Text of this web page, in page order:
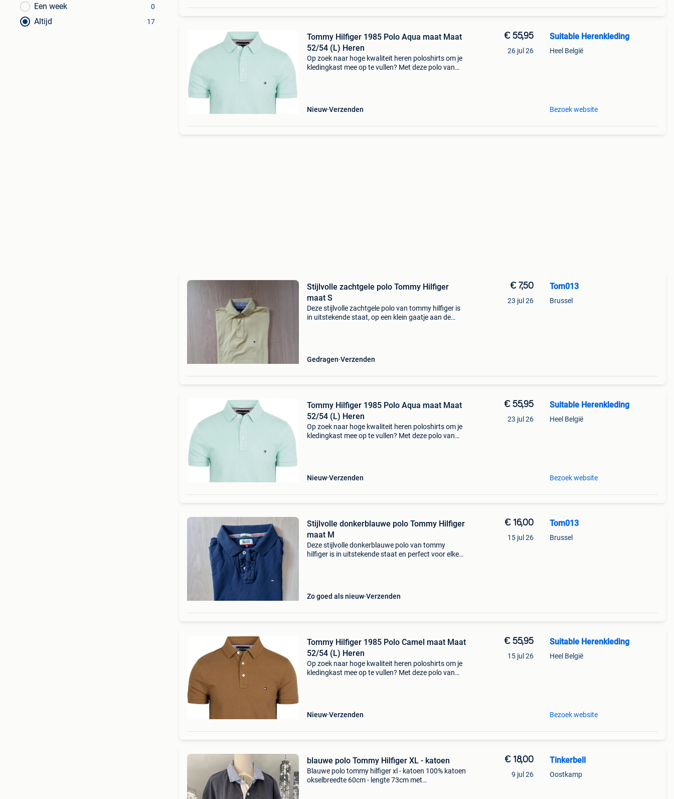
Een week 0
Altijd 17
Tommy Hilfiger 1985 Polo Aqua maat Maat
52/54 (L) Heren
Op zoek naar hoge kwaliteit heren poloshirts om je
kledingkast mee op te vullen? Met deze polo van
Nieuw Verzenden
€ 55,95
26 jul 26
Suitable Herenkleding
Heel België
Bezoek website
Stijlvolle zachtgele polo Tommy Hilfiger
maat S
Deze stijlvolle zachtgele polo van tommy hilfiger is
in uitstekende staat, op een klein gaatje aan de
Gedragen Verzenden
€ 7,50
23 jul 26
Tom013
Brussel
Tommy Hilfiger 1985 Polo Aqua maat Maat
52/54 (L) Heren
Op zoek naar hoge kwaliteit heren poloshirts om je
kledingkast mee op te vullen? Met deze polo van
Nieuw Verzenden
€ 55,95
23 jul 26
Suitable Herenkleding
Heel België
Bezoek website
Stijlvolle donkerblauwe polo Tommy Hilfiger
maat M
Deze stijlvolle donkerblauwe polo van tommy
hilfiger is in uitstekende staat en perfect voor elke
Zo goed als nieuw Verzenden
€ 16,00
15 jul 26
Tom013
Brussel
Tommy Hilfiger 1985 Polo Camel maat Maat
52/54 (L) Heren
Op zoek naar hoge kwaliteit heren poloshirts om je
kledingkast mee op te vullen? Met deze polo van
Nieuw Verzenden
€ 55,95
15 jul 26
Suitable Herenkleding
Heel België
Bezoek website
blauwe polo Tommy Hilfiger XL - katoen
Blauwe polo tommy hilfiger xl - katoen 100% katoen
okselbreedte 60cm - lengte 73cm met
€ 18,00
9 jul 26
Tinkerbell
Oostkamp